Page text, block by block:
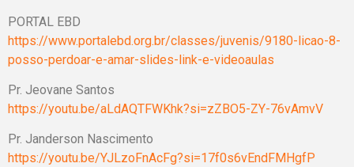
PORTAL EBD
https://www.portalebd.org.br/classes/juvenis/9180-licao-8-
posso-perdoar-e-amar-slides-link-e-videoaulas
Pr. Jeovane Santos
https://youtu.be/aLdAQTFWKhk?si=zZBO5-ZY-76vAmvV
Pr. Janderson Nascimento
https://youtu.be/YJLzoFnAcFg?si=17f0s6vEndFMHgfP